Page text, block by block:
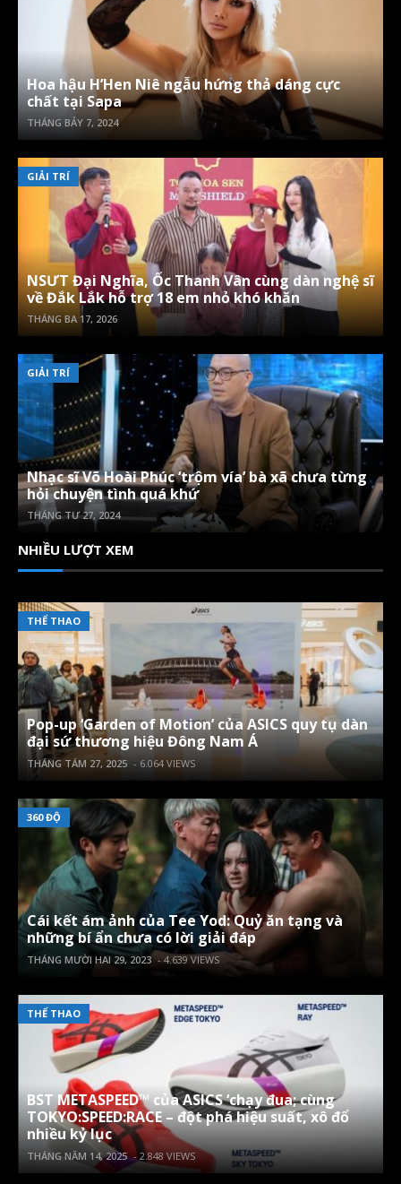
Hoa hậu H’Hen Niê ngẫu hứng thả dáng cực
chất tại Sapa
THÁNG BẢY 7, 2024
GIẢI TRÍ
NSƯT Đại Nghĩa, Ốc Thanh Vân cùng dàn nghệ sĩ
về Đắk Lắk hỗ trợ 18 em nhỏ khó khăn
THÁNG BA 17, 2026
GIẢI TRÍ
Nhạc sĩ Võ Hoài Phúc ‘trộm vía’ bà xã chưa từng
hỏi chuyện tình quá khứ
THÁNG TƯ 27, 2024
NHIỀU LƯỢT XEM
THỂ THAO
Pop-up ‘Garden of Motion’ của ASICS quy tụ dàn
đại sứ thương hiệu Đông Nam Á
THÁNG TÁM 27, 2025 - 6.064 VIEWS
360 ĐỘ
Cái kết ám ảnh của Tee Yod: Quỷ ăn tạng và
những bí ẩn chưa có lời giải đáp
THÁNG MƯỜI HAI 29, 2023 - 4.639 VIEWS
THỂ THAO
BST METASPEED™ của ASICS ‘chạy đua; cùng
TOKYO:SPEED:RACE – đột phá hiệu suất, xô đổ
nhiều kỷ lục
THÁNG NĂM 14, 2025 - 2.848 VIEWS